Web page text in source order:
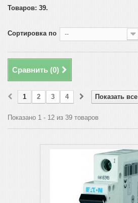
Товаров: 39.
Сортировка по --
Сравнить (0)
Показать все
1 2 3 4
Показано 1 - 12 из 39 товаров